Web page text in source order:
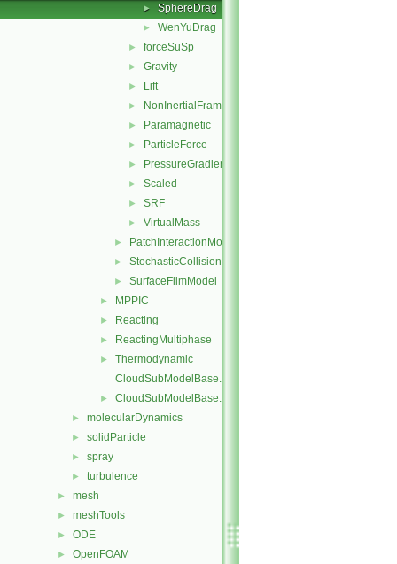
► SphereDrag
► WenYuDrag
► forceSuSp
► Gravity
► Lift
► NonInertialFrame
► Paramagnetic
► ParticleForce
► PressureGradient
► Scaled
► SRF
► VirtualMass
► PatchInteractionModel
► StochasticCollision
► SurfaceFilmModel
► MPPIC
► Reacting
► ReactingMultiphase
►
Thermodynamic
CloudSubModelBase.C
► CloudSubModelBase.H
► molecularDynamics
► solidParticle
► spray
► turbulence
► mesh
► meshTools
► ODE
► OpenFOAM